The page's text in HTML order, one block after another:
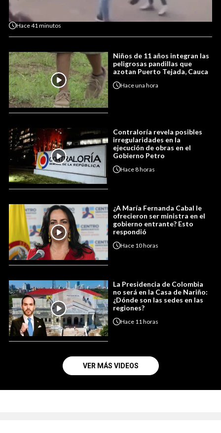
Hace41 minutos
Niños de 11 años integran las
peligrosas pandillas que
azotan Puerto Tejada, Cauca
Haceuna hora
Contraloría revela posibles
irregularidades en la
ejecución de obras en el
Gobierno Petro
Hace8 horas
¿A María Fernanda Cabal le
ofrecieron ser ministra en el
gobierno entrante? Esto
respondió
Hace 10 horas
La Presidencia de Colombia
no será en la Casa de Nariño:
¿Dónde son las sedes en las
regiones?
Hace 11 horas
VER MÁS VIDEOS